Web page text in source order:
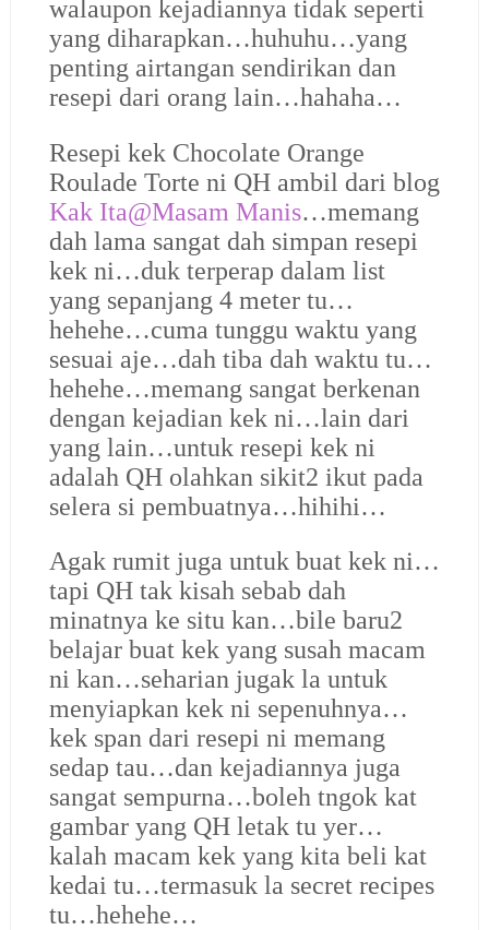
walaupon kejadiannya tidak seperti
yang diharapkan…huhuhu…yang
penting airtangan sendirikan dan
resepi dari orang lain…hahaha…
Resepi kek Chocolate Orange
Roulade Torte ni QH ambil dari blog
Kak Ita@Masam Manis…memang
dah lama sangat dah simpan resepi
kek ni…duk terperap dalam list
yang sepanjang 4 meter tu…
hehehe…cuma tunggu waktu yang
sesuai aje…dah tiba dah waktu tu…
hehehe…memang sangat berkenan
dengan kejadian kek ni…lain dari
yang lain…untuk resepi kek ni
adalah QH olahkan sikit2 ikut pada
selera si pembuatnya…hihihi…
Agak rumit juga untuk buat kek ni…
tapi QH tak kisah sebab dah
minatnya ke situ kan…bile baru2
belajar buat kek yang susah macam
ni kan…seharian jugak la untuk
menyiapkan kek ni sepenuhnya…
kek span dari resepi ni memang
sedap tau…dan kejadiannya juga
sangat sempurna…boleh tngok kat
gambar yang QH letak tu yer…
kalah macam kek yang kita beli kat
kedai tu…termasuk la secret recipes
tu…hehehe…